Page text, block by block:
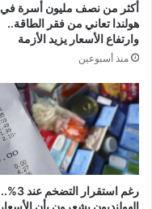
أكثر من نصف مليون أسرة في
هولندا تعاني من فقر الطاقة..
وارتفاع الأسعار يزيد الأزمة
منذ أسبوعين
رغم استقرار التضخم عند 3%..
الهولنديون يشعرون بأن الأسعار